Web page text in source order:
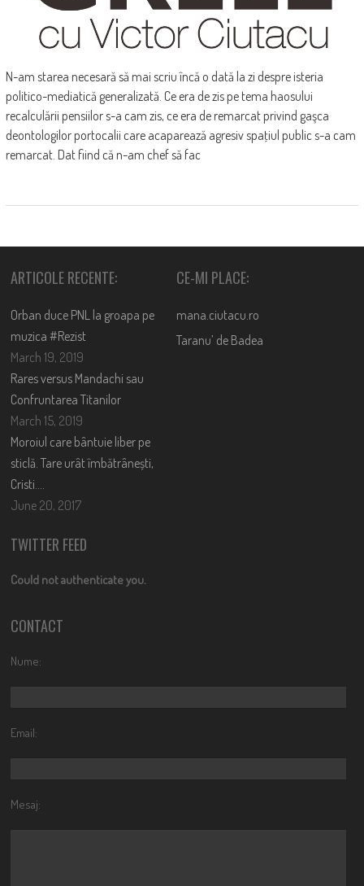
N-am starea necesară să mai scriu încă o dată la zi despre isteria
politico-mediatică generalizată. Ce era de zis pe tema haosului
recalculării pensiilor s-a cam zis, ce era de remarcat privind gaşca
deontologilor portocalii care acaparează agresiv spaţiul public s-a cam
remarcat. Dat fiind că n-am chef să fac
ARTICOLE RECENTE:
Orban duce PNL la groapa pe
muzica #Rezist
March 19, 2019
Rares versus Mandachi sau
Confruntarea Titanilor
March 15, 2019
Moroiul care bântuie liber pe
sticlă. Tare urât îmbătrânești,
Cristi….
June 20, 2017
CE-MI PLACE:
mana.ciutacu.ro
Taranu’ de Badea
TWITTER FEED
Could not authenticate you.
CONTACT
Nume:
Email:
Mesaj: